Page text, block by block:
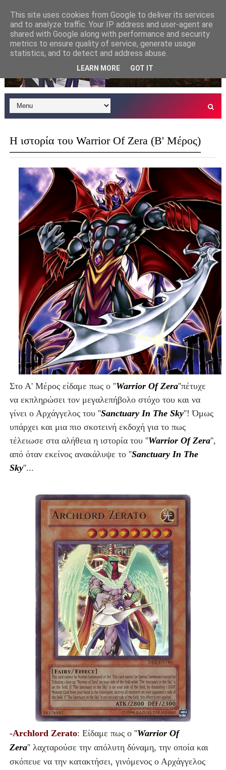
Η ιστορία του Warrior Of Zera (Β' Μέρος)
Στο Α' Μέρος είδαμε πως ο ''Warrior Of Zera''πέτυχε
να εκπληρώσει τον μεγαλεπήβολο στόχο του και να
γίνει ο Αρχάγγελος του ''Sanctuary In The Sky''! Όμως
υπάρχει και μια πιο σκοτεινή εκδοχή για το πως
τέλειωσε στα αλήθεια η ιστορία του ''Warrior Of Zera'',
από όταν εκείνος ανακάλυψε το ''Sanctuary In The
Sky''...
-Archlord Zerato: Είδαμε πως ο ''Warrior Of
Zera'' λαχταρούσε την απόλυτη δύναμη, την οποία και
σκόπευε να την κατακτήσει, γινόμενος ο Αρχάγγελος
This site uses cookies from Google to deliver its services
and to analyze traffic. Your IP address and user-agent are
shared with Google along with performance and security
metrics to ensure quality of service, generate usage
statistics, and to detect and address abuse.
LEARN MORE GOT IT